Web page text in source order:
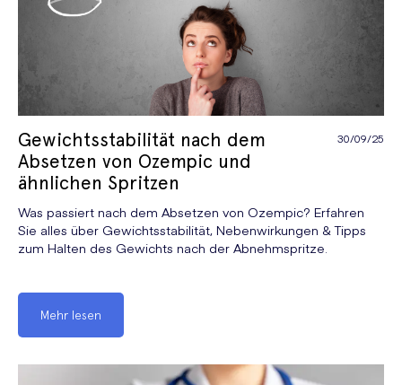
Gewichtsstabilität nach dem
Absetzen von Ozempic und
ähnlichen Spritzen
30/09/25
Was passiert nach dem Absetzen von Ozempic? Erfahren
Sie alles über Gewichtsstabilität, Nebenwirkungen & Tipps
zum Halten des Gewichts nach der Abnehmspritze.
Mehr lesen